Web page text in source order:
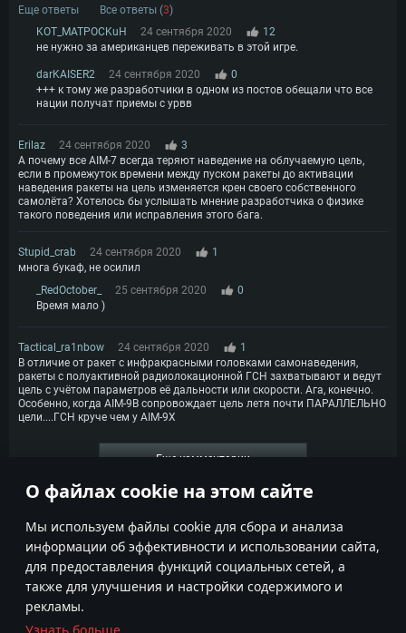
О файлах cookie на этом сайте
Мы используем файлы cookie для сбора и анализа
информации об эффективности и использовании сайта,
для предоставления функций социальных сетей, а
также для улучшения и настройки содержимого и
рекламы.
Еще ответы
Все ответы (3)
KOT_MATPOCKuH
24 сентября 2020
12
не нужно за американцев переживать в этой игре.
darKAISER2 24 сентября 2020
0
+++ к тому же разработчики в одном из постов обещали что все
нации получат приемы с урвв
Erilaz 24 сентября 2020
3
А почему все AIM-7 всегда теряют наведение на облучаемую цель,
если в промежуток времени между пуском ракеты до активации
наведения ракеты на цель изменяется крен своего собственного
самолёта? Хотелось бы услышать мнение разработчика о физике
такого поведения или исправления этого бага.
Stupid_crab 24 сентября 2020
1
многа букаф, не осилил
_RedOctober_
25 сентября 2020
0
Время мало )
Tactical_ra1nbow 24 сентября 2020
1
В отличие от ракет с инфракрасными головками самонаведения,
ракеты с полуактивной радиолокационной ГСН захватывают и ведут
цель с учётом параметров её дальности или скорости. Ага, конечно.
Особенно, когда AIM-9B сопровождает цель летя почти ПАРАЛЛЕЛЬНО
цели....ГСН круче чем у AIM-9X
Еще комментарии